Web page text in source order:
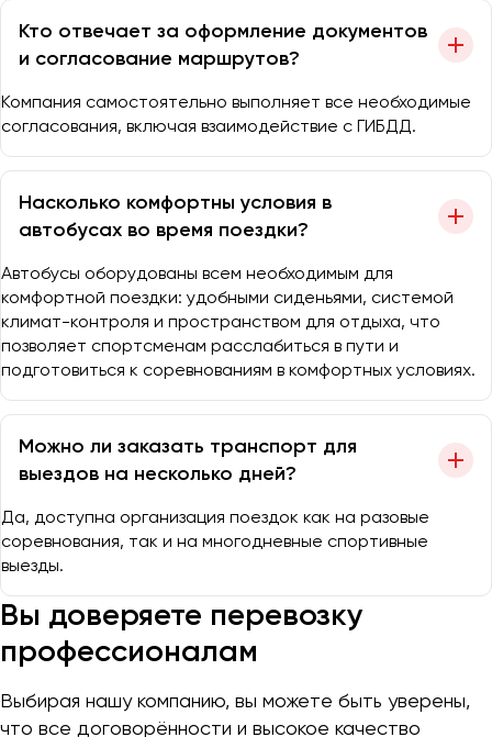
Кто отвечает за оформление документов
и согласование маршрутов?
Компания самостоятельно выполняет все необходимые
согласования, включая взаимодействие с ГИБДД.
Насколько комфортны условия в
автобусах во время поездки?
Автобусы оборудованы всем необходимым для
комфортной поездки: удобными сиденьями, системой
климат-контроля и пространством для отдыха, что
позволяет спортсменам расслабиться в пути и
подготовиться к соревнованиям в комфортных условиях.
Можно ли заказать транспорт для
выездов на несколько дней?
Да, доступна организация поездок как на разовые
соревнования, так и на многодневные спортивные
выезды.
Вы доверяете перевозку
профессионалам
Выбирая нашу компанию, вы можете быть уверены,
что все договорённости и высокое качество